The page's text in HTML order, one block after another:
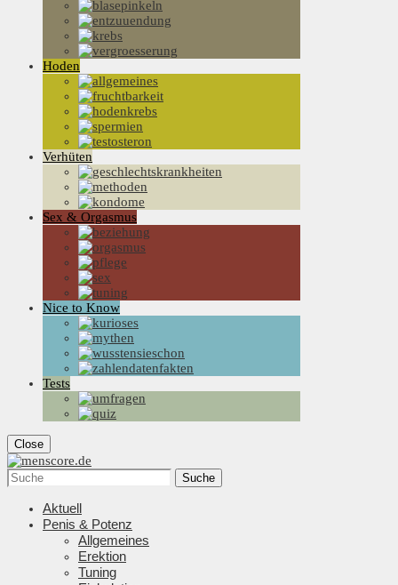
Hoden
Verhüten
Sex & Orgasmus
Nice to Know
Tests
Close
Suche
Aktuell
Penis & Potenz
Allgemeines
Erektion
Tuning